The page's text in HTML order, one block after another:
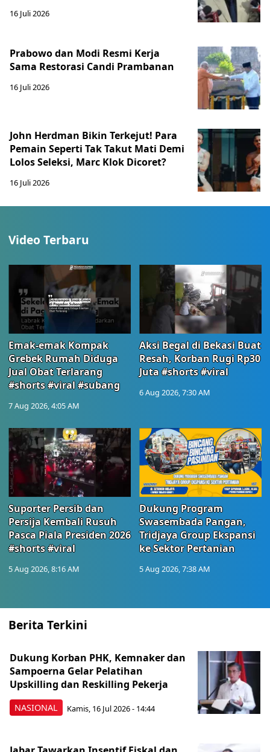
16 Juli 2026
Prabowo dan Modi Resmi Kerja
Sama Restorasi Candi Prambanan
16 Juli 2026
John Herdman Bikin Terkejut! Para
Pemain Seperti Tak Takut Mati Demi
Lolos Seleksi, Marc Klok Dicoret?
16 Juli 2026
Video Terbaru
Emak-emak Kompak
Grebek Rumah Diduga
Jual Obat Terlarang
#shorts #viral #subang
7 Aug 2026, 4:05 AM
Aksi Begal di Bekasi Buat
Resah, Korban Rugi Rp30
Juta #shorts #viral
6 Aug 2026, 7:30 AM
Suporter Persib dan
Persija Kembali Rusuh
Pasca Piala Presiden 2026
#shorts #viral
5 Aug 2026, 8:16 AM
Dukung Program
Swasembada Pangan,
Tridjaya Group Ekspansi
ke Sektor Pertanian
5 Aug 2026, 7:38 AM
Berita Terkini
NASIONAL
Dukung Korban PHK, Kemnaker dan
Sampoerna Gelar Pelatihan
Upskilling dan Reskilling Pekerja
Kamis, 16 Jul 2026 - 14:44